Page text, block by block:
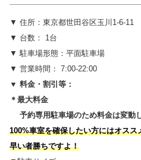
▼ 住所：東京都世田谷区玉川1-6-11
▼ 台数： 1台
▼ 駐車場形態：平面駐車場
▼ 営業時間： 7:00-22:00
▼ 料金・割引等：
＊最大料金
予約専用駐車場のため料金は変動し
100%車室を確保したい方にはオス
早い者勝ちですよ！